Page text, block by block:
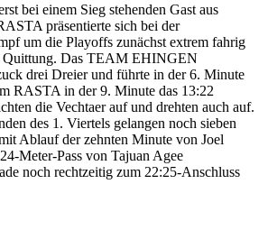
bei einem Sieg stehenden Gast aus
präsentierte sich bei der
um die Playoffs zunächst extrem fahrig
Quittung. Das TEAM EHINGEN
drei Dreier und führte in der 6. Minute
RASTA in der 9. Minute das 13:22
die Vechtaer auf und drehten auch auf.
des 1. Viertels gelangen noch sieben
Ablauf der zehnten Minute von Joel
Meter-Pass von Tajuan Agee
noch rechtzeitig zum 22:25-Anschluss